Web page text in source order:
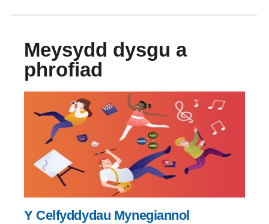
Meysydd dysgu a
phrofiad
Y Celfyddydau Mynegiannol